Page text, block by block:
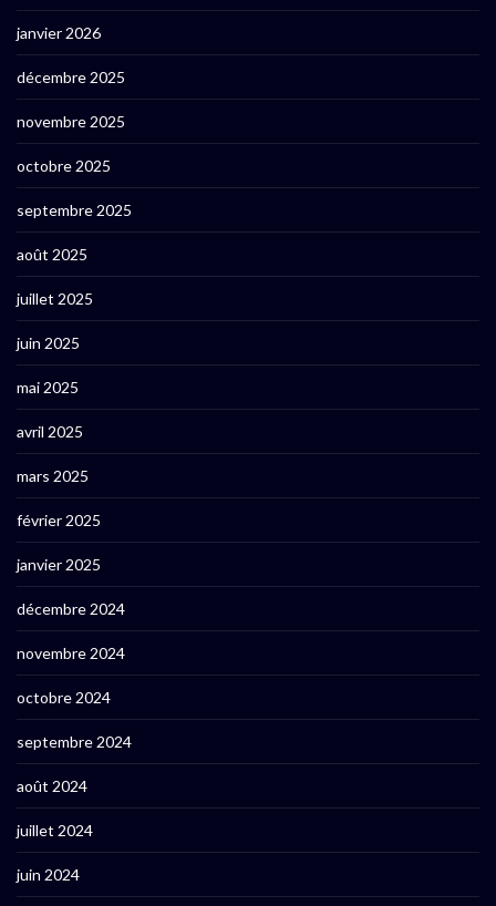
janvier 2026
décembre 2025
novembre 2025
octobre 2025
septembre 2025
août 2025
juillet 2025
juin 2025
mai 2025
avril 2025
mars 2025
février 2025
janvier 2025
décembre 2024
novembre 2024
octobre 2024
septembre 2024
août 2024
juillet 2024
juin 2024